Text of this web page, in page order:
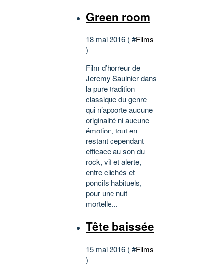
Green room
18 mai 2016 ( #Films
)
Film d’horreur de
Jeremy Saulnier dans
la pure tradition
classique du genre
qui n’apporte aucune
originalité ni aucune
émotion, tout en
restant cependant
efficace au son du
rock, vif et alerte,
entre clichés et
poncifs habituels,
pour une nuit
mortelle...
Tête baissée
15 mai 2016 ( #Films
)